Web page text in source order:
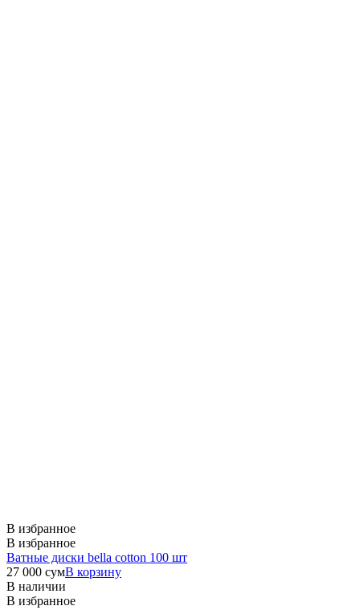
В избранное
В избранное
Ватные диски bella cotton 100 шт
27 000 сумВ корзину
В наличии
В избранное